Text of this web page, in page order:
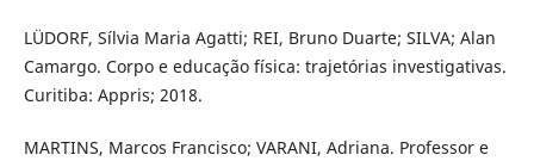
LÜDORF, Sílvia Maria Agatti; REI, Bruno Duarte; SILVA; Alan
Camargo. Corpo e educação física: trajetórias investigativas.
Curitiba: Appris; 2018.
MARTINS, Marcos Francisco; VARANI, Adriana. Professor e